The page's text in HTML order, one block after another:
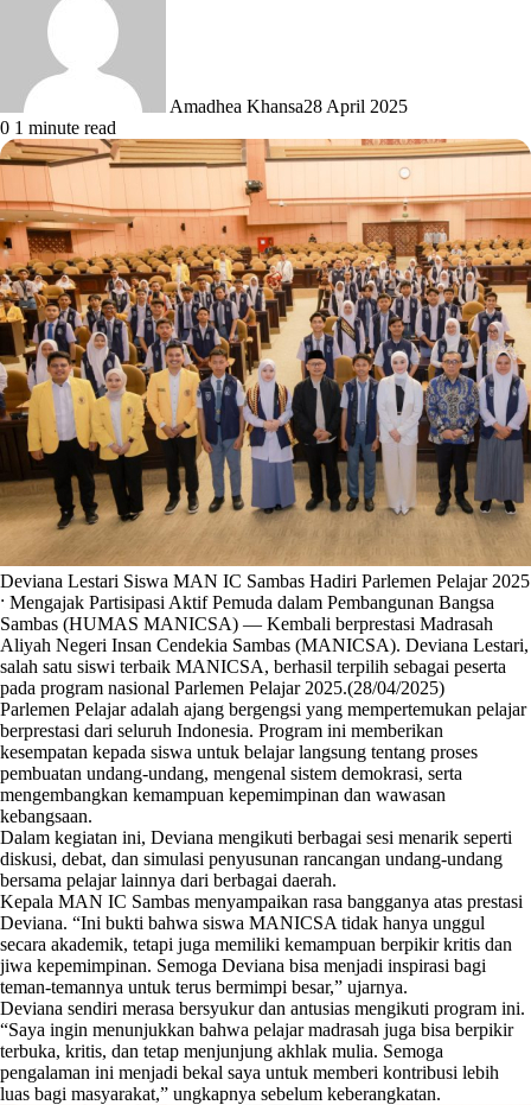
Amadhea Khansa28 April 2025
0 1 minute read
Deviana Lestari Siswa MAN IC Sambas Hadiri Parlemen Pelajar 2025
: Mengajak Partisipasi Aktif Pemuda dalam Pembangunan Bangsa
Sambas (HUMAS MANICSA) — Kembali berprestasi Madrasah
Aliyah Negeri Insan Cendekia Sambas (MANICSA). Deviana Lestari,
salah satu siswi terbaik MANICSA, berhasil terpilih sebagai peserta
pada program nasional Parlemen Pelajar 2025.(28/04/2025)
Parlemen Pelajar adalah ajang bergengsi yang mempertemukan pelajar
berprestasi dari seluruh Indonesia. Program ini memberikan
kesempatan kepada siswa untuk belajar langsung tentang proses
pembuatan undang-undang, mengenal sistem demokrasi, serta
mengembangkan kemampuan kepemimpinan dan wawasan
kebangsaan.
Dalam kegiatan ini, Deviana mengikuti berbagai sesi menarik seperti
diskusi, debat, dan simulasi penyusunan rancangan undang-undang
bersama pelajar lainnya dari berbagai daerah.
Kepala MAN IC Sambas menyampaikan rasa bangganya atas prestasi
Deviana. “Ini bukti bahwa siswa MANICSA tidak hanya unggul
secara akademik, tetapi juga memiliki kemampuan berpikir kritis dan
jiwa kepemimpinan. Semoga Deviana bisa menjadi inspirasi bagi
teman-temannya untuk terus bermimpi besar,” ujarnya.
Deviana sendiri merasa bersyukur dan antusias mengikuti program ini.
“Saya ingin menunjukkan bahwa pelajar madrasah juga bisa berpikir
terbuka, kritis, dan tetap menjunjung akhlak mulia. Semoga
pengalaman ini menjadi bekal saya untuk memberi kontribusi lebih
luas bagi masyarakat,” ungkapnya sebelum keberangkatan.